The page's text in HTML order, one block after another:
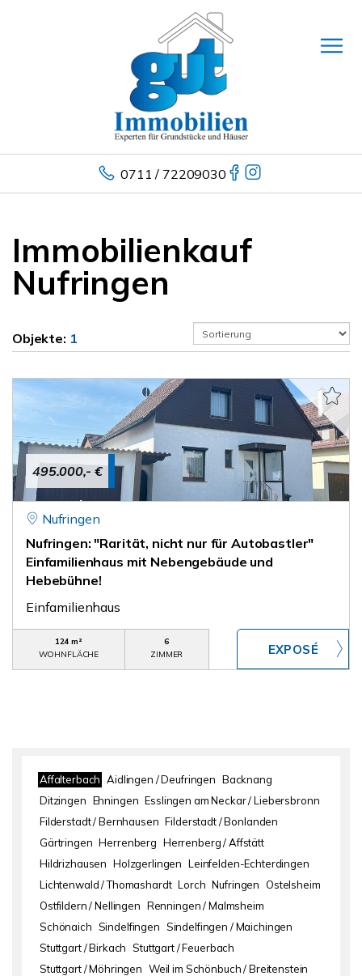
0711 / 72209030
Immobilienkauf
Nufringen
Objekte: 1
495.000,- €
Nufringen
Nufringen: "Rarität, nicht nur für Autobastler"
Einfamilienhaus mit Nebengebäude und
Hebebühne!
Einfamilienhaus
124 m²
WOHNFLÄCHE
6
ZIMMER
Affalterbach Aidlingen / Deufringen Backnang
Ditzingen Ehningen Esslingen am Neckar / Liebersbronn
Filderstadt / Bernhausen Filderstadt / Bonlanden
Gärtringen Herrenberg Herrenberg / Affstätt
Hildrizhausen Holzgerlingen Leinfelden-Echterdingen
Lichtenwald / Thomashardt Lorch Nufringen
Ostelsheim
Ostfildern / Nellingen Renningen / Malmsheim
Schönaich Sindelfingen Sindelfingen / Maichingen
Stuttgart / Birkach Stuttgart / Feuerbach
Stuttgart / Möhringen Weil im Schönbuch / Breitenstein